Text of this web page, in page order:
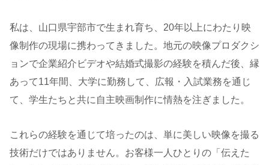
私は、山口県宇部市で生まれ育ち、20年以上にわたり映
像制作の現場に携わってきました。地元の映像プロダクシ
ョンで企業紹介ビデオや結婚式撮影の経験を積んだ後、縁
あって11年間、大学に勤務して、広報・入試業務を通じ
て、学生たちと共に自主映画制作に情熱を注ぎました。
これらの経験を通じて培ったのは、単に美しい映像を撮る
技術だけではありません。お客様一人ひとりの「伝えた